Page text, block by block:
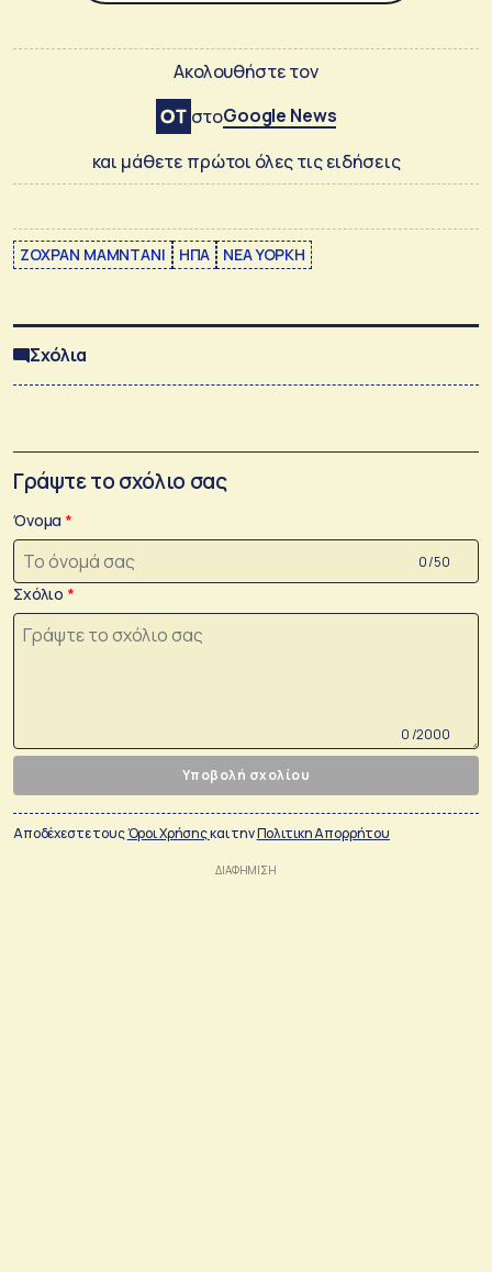
Ακολουθήστε τον
στοGoogle News
και μάθετε πρώτοι όλες τις ειδήσεις
ΖΟΧΡΑΝ ΜΑΜΝΤΑΝΙ ΗΠΑ ΝΕΑ ΥΟΡΚΗ
Σχόλια
Γράψτε το σχόλιο σας
Όνομα
0 /50
Σχόλιο
0 /2000
Υποβολή σχολίου
Αποδέχεστε τουςΌροι Χρήσηςκαι τηνΠολιτικη Απορρήτου